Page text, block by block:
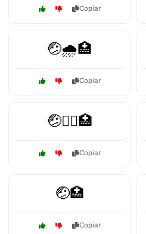
Copiar
🤕🌧️🏥
Copiar
🤕🏊‍♂️🏥
Copiar
🤕🏥
Copiar